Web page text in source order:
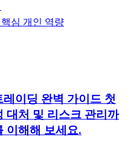
심 개인 역량
이딩 완벽 가이드 첫
대처 및 리스크 관리까
이해해 보세요.